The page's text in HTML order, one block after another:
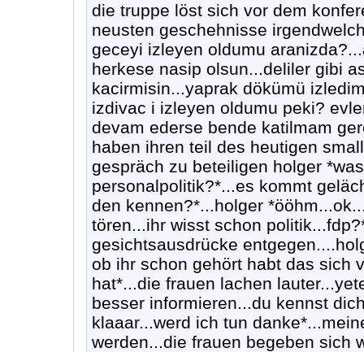
die truppe löst sich vor dem
neusten geschehnisse
geceyi izleyen oldumu
herkese nasip olsun...deliler gibi
kacirmisin...yaprak dökümü
izdivac i izleyen oldumu peki?
devam ederse bende katilmam
haben ihren teil des heutigen
gespräch zu beteiligen holger
personalpolitik?*...es kommt
den kennen?*...holger
tören...ihr wisst schon
gesichtsausdrücke
ob ihr schon gehört habt das sich
hat*...die frauen lachen
besser informieren...du kennst
klaaar...werd ich tun
werden...die frauen begeben sich